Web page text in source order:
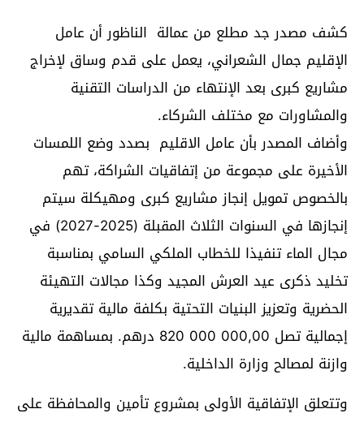
كشف مصدر جد مطلع من عمالة الناظور أن عامل
الإقليم جمال الشعراني، يعمل على قدم وساق لإخراج
مشاريع كبرى بعد الإنتهاء من الدراسات التقنية
والمشاورات مع مختلف الشركاء.
وأضاف المصدر بأن عامل الاقليم بصدد وضع اللمسات
الأخيرة على مجموعة من إتفاقيات الشراكة، تهم
بالخصوص تمويل إنجاز مشاريع كبرى ومهيكلة سيتم
إنجازها في السنوات الثلاث المقبلة (2025-2027) في
مجال الماء تنفيذا للخطاب الملكي السامي بمناسبة
تخليد ذكرى عيد العرش المجيد وكذا مجالات التهيئة
الحضرية وتعزيز البنيات التحتية بكلفة مالية تقديرية
إجمالية تصل 820 000 000,00 درهم. بمساهمة مالية
وازنة لمصالح وزارة الداخلية.
وتتعلق الإتفاقية الأولى بمشروع تأمين والمحافظة على